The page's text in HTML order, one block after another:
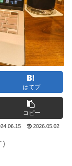
はてブ
コピー
2026.05.02